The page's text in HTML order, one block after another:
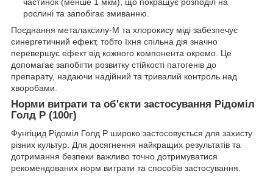
рослині та запобігає змиванню.
Поєднання металаксилу-М та хлорокису міді забезпечує
синергетичний ефект, тобто їхня спільна дія значно
перевершує ефект від кожного компонента окремо. Це
допомагає запобігти розвитку стійкості патогенів до
препарату, надаючи надійний та тривалий контроль над
хворобами.
Норми витрати та об'єкти застосування Рідоміл
Голд Р (100г)
Фунгіцид Рідоміл Голд Р широко застосовується для захисту
різних культур. Для досягнення найкращих результатів та
дотримання безпеки важливо точно дотримуватися
рекомендованих норм витрати та способів застосування.